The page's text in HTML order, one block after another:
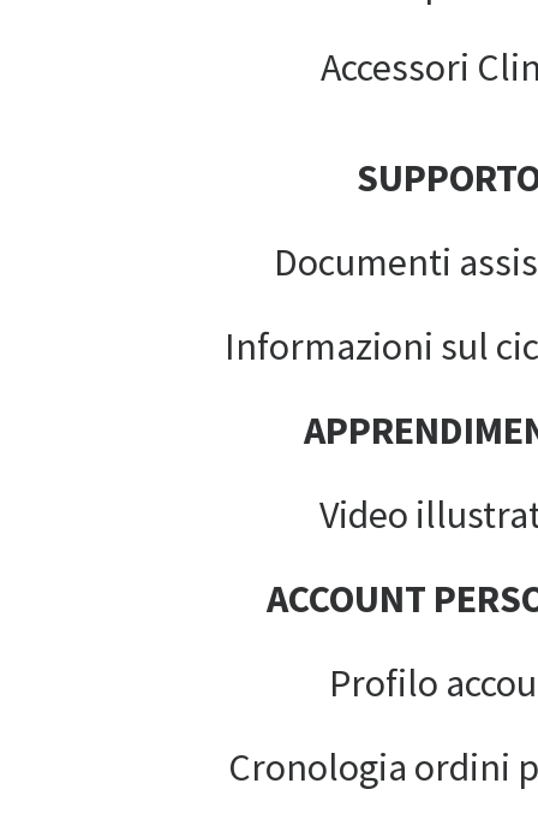
Accessori
Documenti
Informazioni sul
Video
ACCOUNT
Profilo
Cronologia ordini